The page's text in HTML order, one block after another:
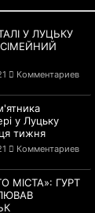
У ЛУЦЬКУ
Комментариев
у Луцьку
тижня
Комментариев
МІСТА»: ГУРТ